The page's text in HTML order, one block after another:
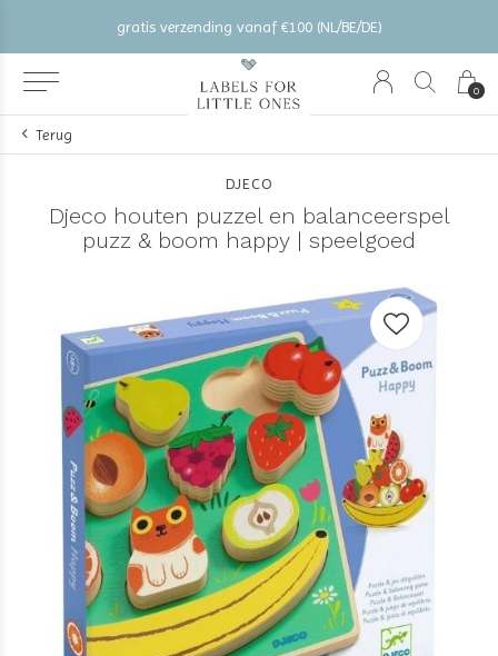
0
gratis verzending vanaf €100 (NL/BE/DE)
Terug
DJECO
Djeco houten puzzel en balanceerspel
puzz & boom happy | speelgoed